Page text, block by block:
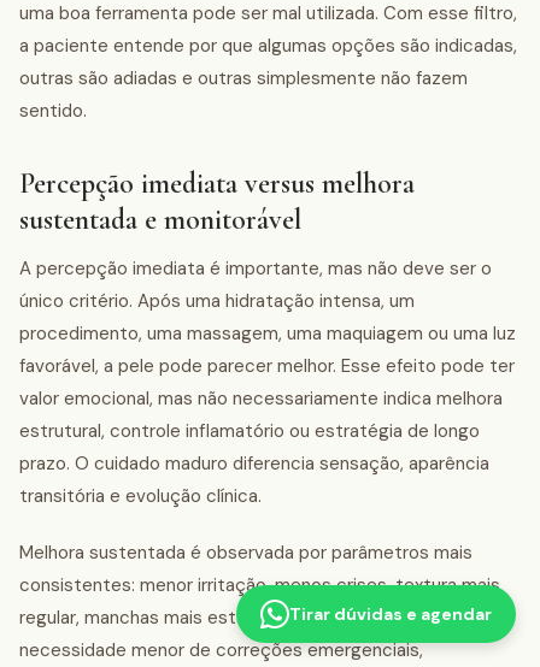
uma boa ferramenta pode ser mal utilizada. Com esse filtro,
a paciente entende por que algumas opções são indicadas,
outras são adiadas e outras simplesmente não fazem
sentido.
Percepção imediata versus melhora
sustentada e monitorável
A percepção imediata é importante, mas não deve ser o
único critério. Após uma hidratação intensa, um
procedimento, uma massagem, uma maquiagem ou uma luz
favorável, a pele pode parecer melhor. Esse efeito pode ter
valor emocional, mas não necessariamente indica melhora
estrutural, controle inflamatório ou estratégia de longo
prazo. O cuidado maduro diferencia sensação, aparência
transitória e evolução clínica.
Melhora sustentada é observada por parâmetros mais
consistentes: menor irritação, menos crises, textura mais
regular, manchas mais estáveis, tolerância maior,
necessidade menor de correções emergenciais,
Tirar dúvidas e agendar